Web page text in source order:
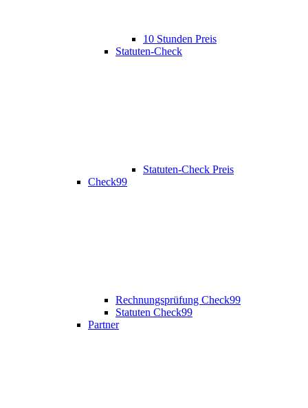
10 Stunden Preis
Statuten-Check
Statuten-Check Preis
Check99
Rechnungsprüfung Check99
Statuten Check99
Partner